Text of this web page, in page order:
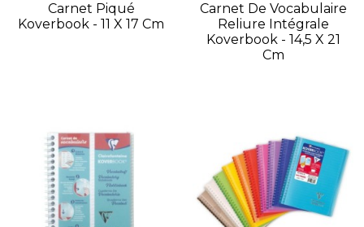
Carnet Piqué
Koverbook - 11 X 17 Cm
Carnet De Vocabulaire
Reliure Intégrale
Koverbook - 14,5 X 21
Cm